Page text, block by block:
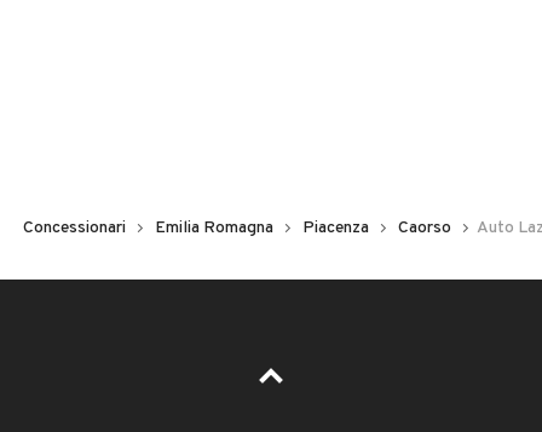
Concessionari Emilia Romagna Piacenza Caorso Auto